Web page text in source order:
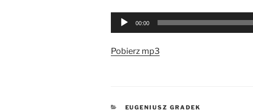
Odtwarzacz
00:00
Pobierz mp3
KATEGORIE
EUGENIUSZ GRADEK